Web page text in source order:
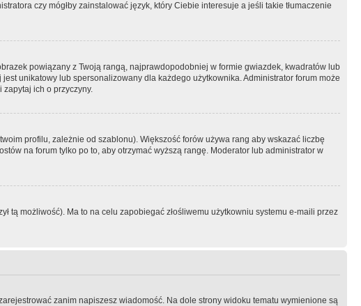
czy mógłby zainstalować język, który Ciebie interesuje a jeśli takie tłumaczenie
powiązany z Twoją rangą, najprawdopodobniej w formie gwiazdek, kwadratów lub
unikatowy lub spersonalizowany dla każdego użytkownika. Administrator forum może
zapytaj ich o przyczyny.
profilu, zależnie od szablonu). Większość forów używa rang aby wskazać liczbę
na forum tylko po to, aby otrzymać wyższą rangę. Moderator lub administrator w
tą możliwość). Ma to na celu zapobiegać złośliwemu użytkowniu systemu e-maili przez
zanim napiszesz wiadomość. Na dole strony widoku tematu wymienione są